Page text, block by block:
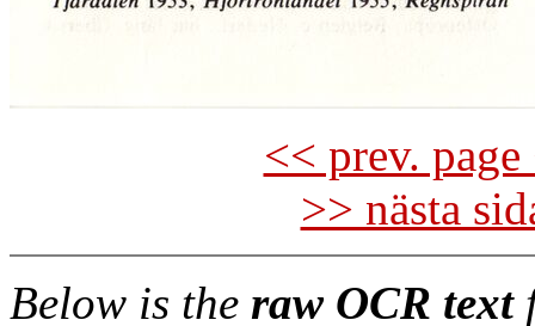
<< prev.
>> nästa
Below is the raw OCR text